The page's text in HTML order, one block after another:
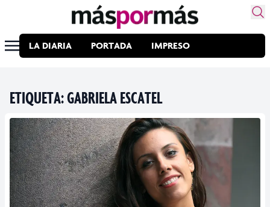
LA DIARIA PORTADA IMPRESO
ETIQUETA:GABRIELA ESCATEL